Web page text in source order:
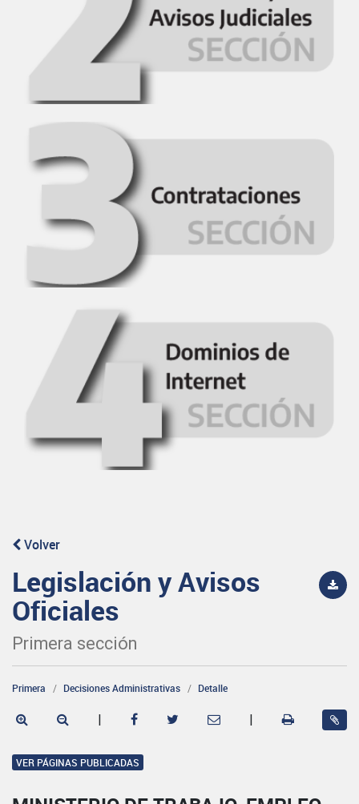
Volver
Legislación y Avisos
Oficiales
Primera sección
Primera Decisiones Administrativas Detalle
| |
VER PÁGINAS PUBLICADAS